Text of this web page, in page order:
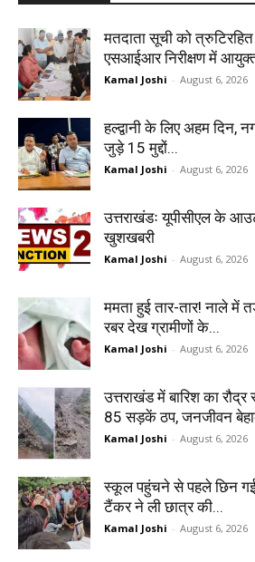
मतदाता सूची को
एसआईआर निरीक्षण में
Kamal Joshi - August 6, 2026
हल्द्वानी के लिए अहम दिन,
जुड़े 15 मुद्दों...
Kamal Joshi - August 6, 2026
उत्तराखंडः यूपीसीएल के
खुशखबरी
Kamal Joshi - August 6, 2026
ममता हुई तार-तार! नाले में
रबर देख ग्रामीणों के...
Kamal Joshi - August 6, 2026
उत्तराखंड में बारिश का
85 सड़कें ठप, जनजीवन
Kamal Joshi - August 6, 2026
स्कूल पहुंचने से पहले छिन गई
टैंकर ने ली छात्र की...
Kamal Joshi - August 6, 2026